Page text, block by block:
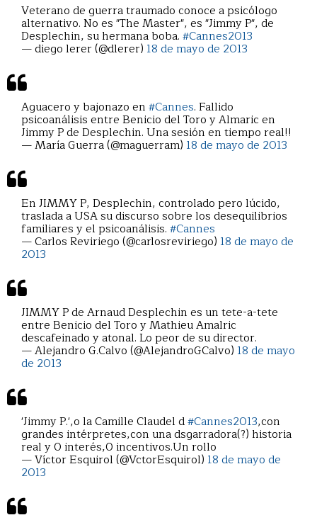
Veterano de guerra traumado conoce a psicólogo
alternativo. No es "The Master", es "Jimmy P", de
Desplechin, su hermana boba.#Cannes2013
— diego lerer (@dlerer) 18 de mayo de 2013
Aguacero y bajonazo en#Cannes. Fallido
psicoanálisis entre Benicio del Toro y Almaric en
Jimmy P de Desplechin. Una sesión en tiempo real!!
— María Guerra (@maguerram) 18 de mayo de 2013
En JIMMY P, Desplechin, controlado pero lúcido,
traslada a USA su discurso sobre los desequilibrios
familiares y el psicoanálisis.#Cannes
— Carlos Reviriego (@carlosreviriego) 18 de mayo de
2013
JIMMY P de Arnaud Desplechin es un tete-a-tete
entre Benicio del Toro y Mathieu Amalric
descafeinado y atonal. Lo peor de su director.
— Alejandro G.Calvo (@AlejandroGCalvo) 18 de mayo
de 2013
'Jimmy P.',o la Camille Claudel d#Cannes2013,con
grandes intérpretes,con una dsgarradora(?) historia
real y 0 interés,0 incentivos.Un rollo
— Víctor Esquirol (@VctorEsquirol) 18 de mayo de
2013